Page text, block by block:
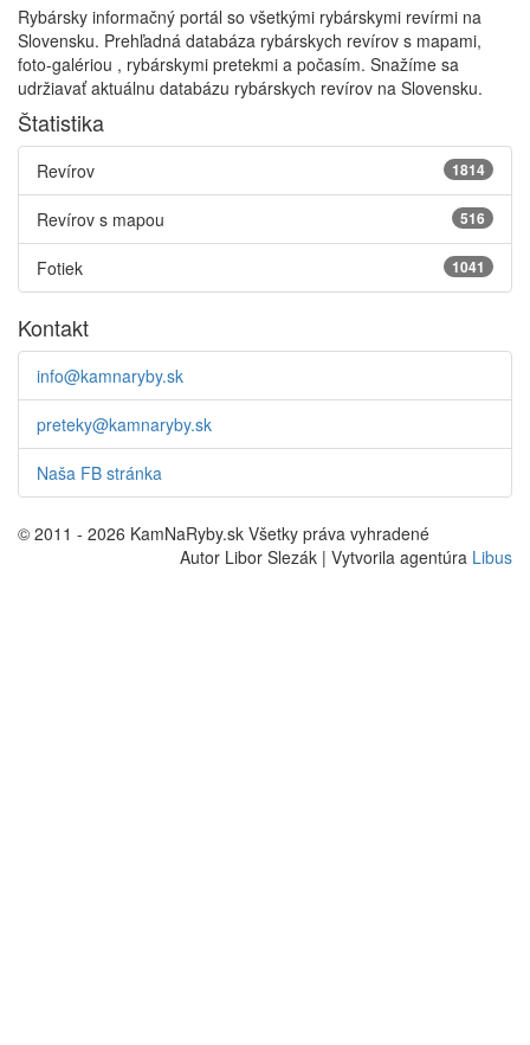
Rybársky informačný portál so všetkými rybárskymi revírmi na
Slovensku. Prehľadná databáza rybárskych revírov s mapami,
foto-galériou , rybárskymi pretekmi a počasím. Snažíme sa
udržiavať aktuálnu databázu rybárskych revírov na Slovensku.
Štatistika
1814
Revírov
516
Revírov s mapou
1041
Fotiek
Kontakt
info@kamnaryby.sk
preteky@kamnaryby.sk
Naša FB stránka
© 2011 - 2026 KamNaRyby.sk Všetky práva vyhradené
Autor Libor Slezák | Vytvorila agentúra Libus